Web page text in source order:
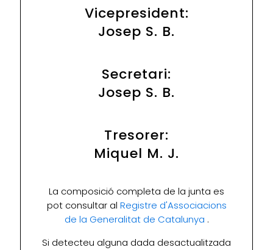
Vicepresident:
Josep S. B.
Secretari:
Josep S. B.
Tresorer:
Miquel M. J.
La composició completa de la junta es
pot consultar al Registre d'Associacions
de la Generalitat de Catalunya .
Si detecteu alguna dada desactualitzada